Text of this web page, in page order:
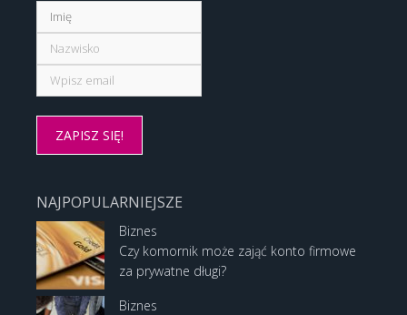
NAJPOPULARNIEJSZE
Biznes
Czy komornik może zająć konto firmowe
za prywatne długi?
Biznes